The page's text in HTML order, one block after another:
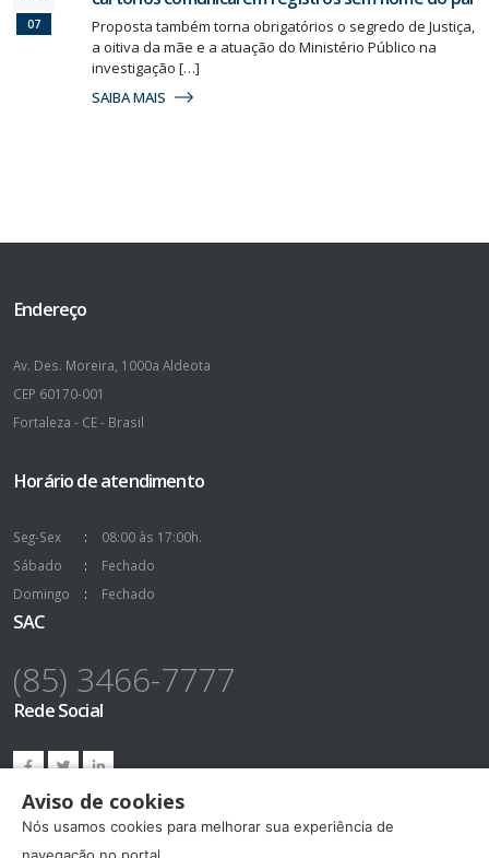
07
Proposta também torna obrigatórios o segredo de Justiça,
a oitiva da mãe e a atuação do Ministério Público na
investigação […]
SAIBA MAIS
Endereço
Av. Des. Moreira, 1000a Aldeota
CEP 60170-001
Fortaleza - CE - Brasil
Horário de atendimento
Seg-Sex
08:00 às 17:00h.
Sábado
Fechado
Domingo
Fechado
SAC
(85) 3466-7777
Rede Social
Aviso de cookies
Nós usamos cookies para melhorar sua experiência de